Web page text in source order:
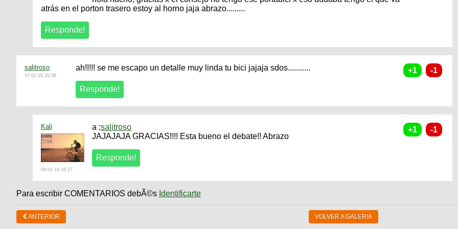
atrás en el porton trasero estoy al horno jaja abrazo.........
salitroso
07-01-18 20:36
ah!!!!! se me escapo un detalle muy linda tu bici jajaja sdos...........
Kali
09-01-18 18:27
a :salitroso
JAJAJAJA GRACIAS!!!! Esta bueno el debate!! Abrazo
Para escribir COMENTARIOS debÃ©s Identificarte
ANTERIOR VOLVER A GALERIA